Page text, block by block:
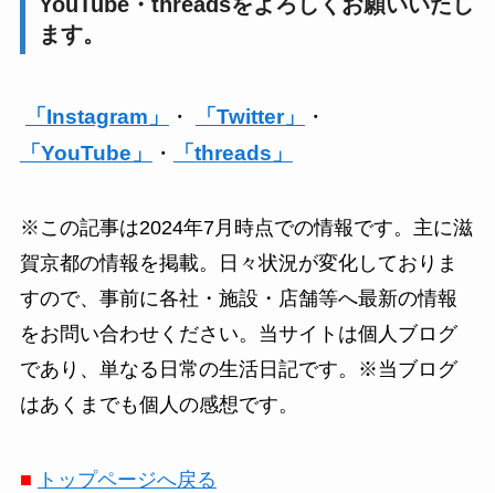
ます。
「Instagram」 ・ 「Twitter」
・
「YouTube」
・ 「threads」
※この記事は2024年7月時点での情報です。主に滋
賀京都の情報を掲載。日々状況が変化しておりま
すので、事前に各社・施設・店舗等へ最新の情報
をお問い合わせください。当サイトは個人ブログ
であり、単なる日常の生活日記です。※当ブログ
はあくまでも個人の感想です。
■ トップページへ戻る